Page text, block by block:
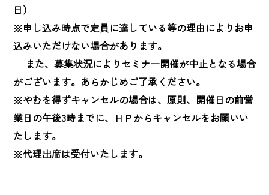
日）
※申し込み時点で定員に達している等の理由によりお申
込みいただけない場合があります。
また、募集状況によりセミナー開催が中止となる場合
がございます。あらかじめご了承ください。
※やむを得ずキャンセルの場合は、原則、開催日の前営
業日の午後3時までに、ＨＰからキャンセルをお願いい
たします。
※代理出席は受付いたします。